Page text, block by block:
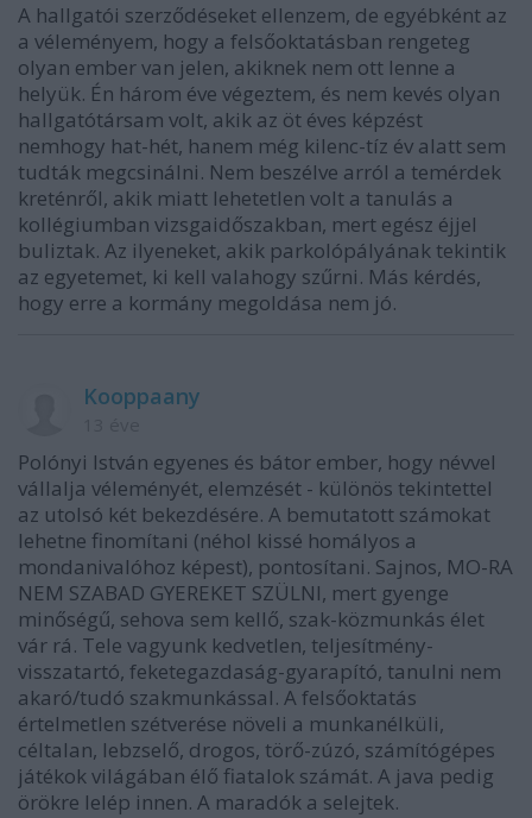
A hallgatói szerződéseket ellenzem, de egyébként az
a véleményem, hogy a felsőoktatásban rengeteg
olyan ember van jelen, akiknek nem ott lenne a
helyük. Én három éve végeztem, és nem kevés olyan
hallgatótársam volt, akik az öt éves képzést
nemhogy hat-hét, hanem még kilenc-tíz év alatt sem
tudták megcsinálni. Nem beszélve arról a temérdek
kreténről, akik miatt lehetetlen volt a tanulás a
kollégiumban vizsgaidőszakban, mert egész éjjel
buliztak. Az ilyeneket, akik parkolópályának tekintik
az egyetemet, ki kell valahogy szűrni. Más kérdés,
hogy erre a kormány megoldása nem jó.
Kooppaany
Polónyi István egyenes és bátor ember, hogy névvel
vállalja véleményét, elemzését - különös tekintettel
az utolsó két bekezdésére. A bemutatott számokat
lehetne finomítani (néhol kissé homályos a
mondanivalóhoz képest), pontosítani. Sajnos, MO-RA
NEM SZABAD GYEREKET SZÜLNI, mert gyenge
minőségű, sehova sem kellő, szak-közmunkás élet
vár rá. Tele vagyunk kedvetlen, teljesítmény-
visszatartó, feketegazdaság-gyarapító, tanulni nem
akaró/tudó szakmunkással. A felsőoktatás
értelmetlen szétverése növeli a munkanélküli,
céltalan, lebzselő, drogos, törő-zúzó, számítógépes
játékok világában élő fiatalok számát. A java pedig
örökre lelép innen. A maradók a selejtek.